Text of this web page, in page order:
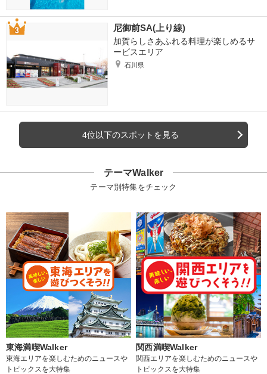
尼御前SA(上り線)
加賀らしさあふれる料理が楽しめるサ
ービスエリア
石川県
4位以下のスポットを見る
テーマWalker
テーマ別特集をチェック
東海満喫Walker
東海エリアを楽しむためのニュースや
トピックスを大特集
関西満喫Walker
関西エリアを楽しむためのニュースや
トピックスを大特集